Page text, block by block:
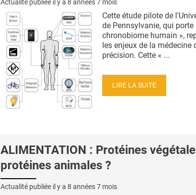
Actualité publiée il y a 8 années 7 mois
Cette étude pilote de
de Pennsylvanie, qui porte
chronobiome humain »,
les enjeux de la médecine
précision. Cette « ...
LIRE LA SUITE
ALIMENTATION : Protéines
protéines animales ?
Actualité publiée il y a 8 années 7 mois